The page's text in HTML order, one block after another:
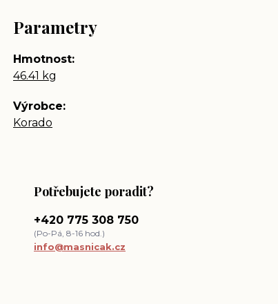
Parametry
Hmotnost
46.41 kg
Výrobce
Korado
Potřebujete poradit?
+420 775 308 750
(Po-Pá, 8-16 hod.)
info@masnicak.cz